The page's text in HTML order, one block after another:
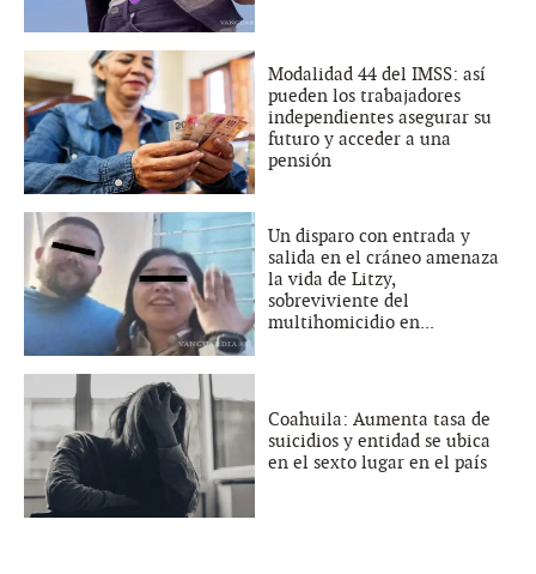
Modalidad 44 del IMSS: así
pueden los trabajadores
independientes asegurar su
futuro y acceder a una
pensión
Un disparo con entrada y
salida en el cráneo amenaza
la vida de Litzy,
sobreviviente del
multihomicidio en...
Coahuila: Aumenta tasa de
suicidios y entidad se ubica
en el sexto lugar en el país